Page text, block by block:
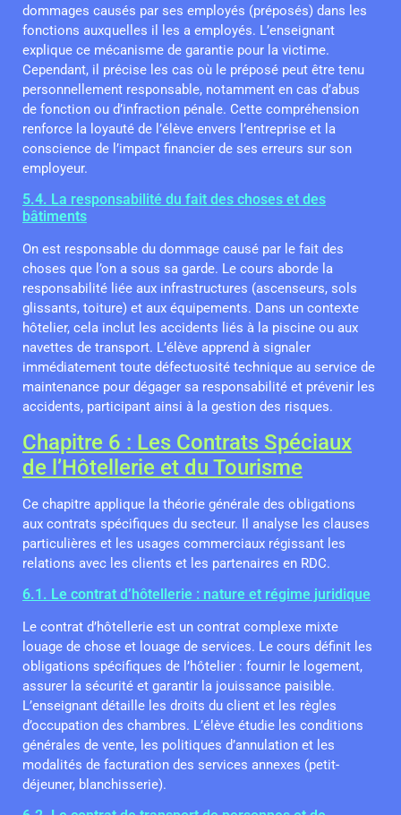
dommages causés par ses employés (préposés) dans les
fonctions auxquelles il les a employés. L’enseignant
explique ce mécanisme de garantie pour la victime.
Cependant, il précise les cas où le préposé peut être tenu
personnellement responsable, notamment en cas d’abus
de fonction ou d’infraction pénale. Cette compréhension
renforce la loyauté de l’élève envers l’entreprise et la
conscience de l’impact financier de ses erreurs sur son
employeur.
5.4. La responsabilité du fait des choses et des
bâtiments
On est responsable du dommage causé par le fait des
choses que l’on a sous sa garde. Le cours aborde la
responsabilité liée aux infrastructures (ascenseurs, sols
glissants, toiture) et aux équipements. Dans un contexte
hôtelier, cela inclut les accidents liés à la piscine ou aux
navettes de transport. L’élève apprend à signaler
immédiatement toute défectuosité technique au service de
maintenance pour dégager sa responsabilité et prévenir les
accidents, participant ainsi à la gestion des risques.
Chapitre 6 : Les Contrats Spéciaux
de l’Hôtellerie et du Tourisme
Ce chapitre applique la théorie générale des obligations
aux contrats spécifiques du secteur. Il analyse les clauses
particulières et les usages commerciaux régissant les
relations avec les clients et les partenaires en RDC.
6.1. Le contrat d’hôtellerie : nature et régime juridique
Le contrat d’hôtellerie est un contrat complexe mixte
louage de chose et louage de services. Le cours définit les
obligations spécifiques de l’hôtelier : fournir le logement,
assurer la sécurité et garantir la jouissance paisible.
L’enseignant détaille les droits du client et les règles
d’occupation des chambres. L’élève étudie les conditions
générales de vente, les politiques d’annulation et les
modalités de facturation des services annexes (petit-
déjeuner, blanchisserie).